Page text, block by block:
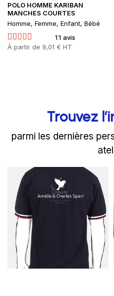
POLO HOMME KARIBAN
MANCHES COURTES
Homme, Femme, Enfant, Bébé
11 avis
Prix
À partir de 9,01 € HT
Trouvez
parmi les dernières
slide1 to 2
Le
Read more